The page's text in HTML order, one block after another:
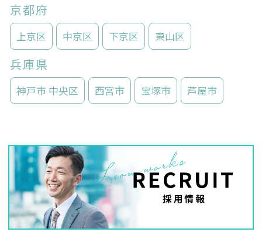
京都府
上京区 中京区 下京区 東山区
兵庫県
神戸市 中央区 西宮市 宝塚市 芦屋市